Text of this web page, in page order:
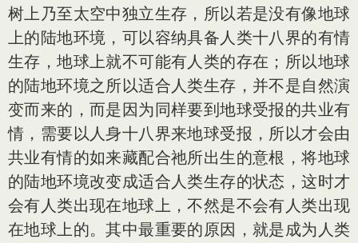
树上乃至太空中独立生存，所以若是没有像地球
上的陆地环境，可以容纳具备人类十八界的有情
生存，地球上就不可能有人类的存在；所以地球
的陆地环境之所以适合人类生存，并不是自然演
变而来的，而是因为同样要到地球受报的共业有
情，需要以人身十八界来地球受报，所以才会由
共业有情的如来藏配合祂所出生的意根，将地球
的陆地环境改变成适合人类生存的状态，这时才
会有人类出现在地球上，不然是不会有人类出现
在地球上的。其中最重要的原因，就是成为人类